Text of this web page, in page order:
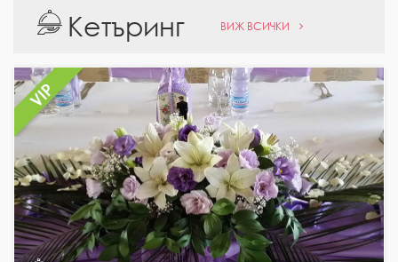
Кетъринг ВИЖ ВСИЧКИ